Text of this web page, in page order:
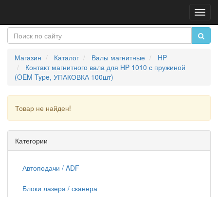
Магазин Каталог Валы магнитные
HP
Контакт магнитного вала для HP 1010 с пружиной
(OEM Type, УПАКОВКА 100шт)
Товар не найден!
Категории
Автоподачи / ADF
Блоки лазера / сканера